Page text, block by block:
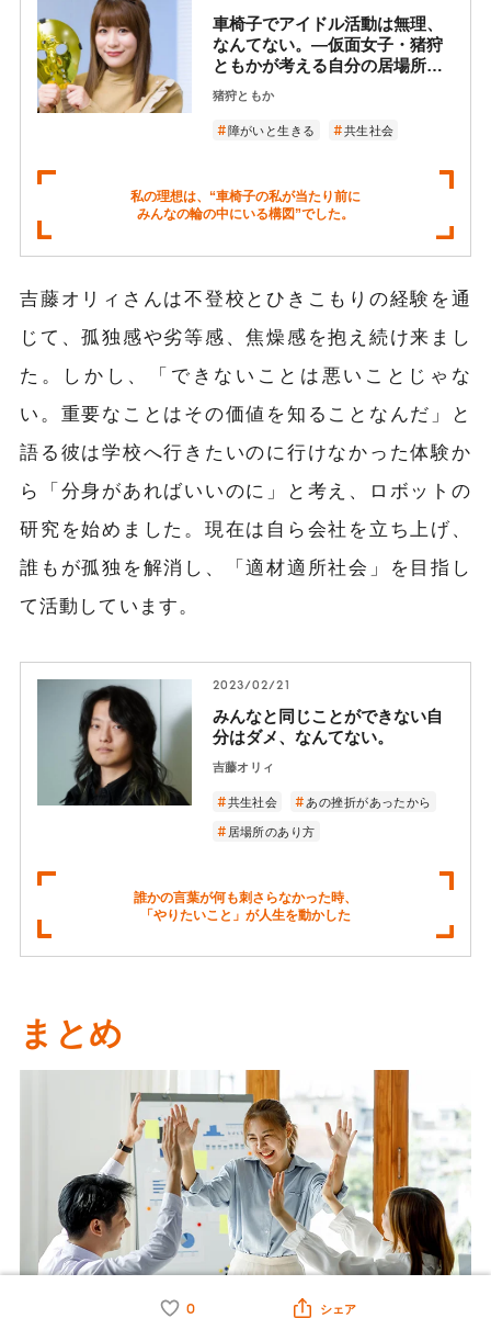
車椅子でアイドル活動は無理、
なんてない。―仮面女子・猪狩
ともかが考える自分の居場所と
インクルーシブな社会のあり方
―
猪狩ともか
障がいと生きる 共生社会
私の理想は、“車椅子の私が当たり前に
みんなの輪の中にいる構図”でした。
吉藤オリィさんは不登校とひきこもりの経験を通
じて、孤独感や劣等感、焦燥感を抱え続け来まし
た。しかし、「できないことは悪いことじゃな
い。重要なことはその価値を知ることなんだ」と
語る彼は学校へ行きたいのに行けなかった体験か
ら「分身があればいいのに」と考え、ロボットの
研究を始めました。現在は自ら会社を立ち上げ、
誰もが孤独を解消し、「適材適所社会」を目指し
て活動しています。
2023/02/21
みんなと同じことができない自
分はダメ、なんてない。
吉藤オリィ
共生社会 あの挫折があったから
居場所のあり方
誰かの言葉が何も刺さらなかった時、
「やりたいこと」が人生を動かした
まとめ
0 シェア